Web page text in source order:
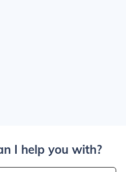
I help you with?